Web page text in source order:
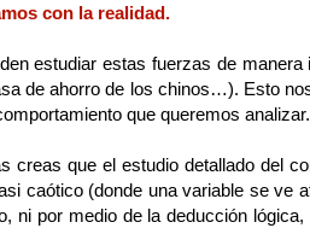
con la realidad.
estudiar estas fuerzas de
de ahorro de los chinos…). Esto
que queremos analizar.
creas que el estudio detallado del
caótico (donde una variable se
ni por medio de la deducción